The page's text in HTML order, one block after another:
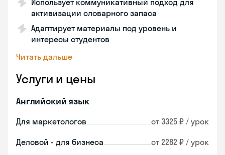
Использует коммуникативный подход для
активизации словарного запаса
Адаптирует материалы под уровень и
интересы студентов
Читать дальше
Услуги и цены
Английский язык
Для маркетологов от 3325 ₽ / урок
Деловой - для бизнеса от 2282 ₽ / урок